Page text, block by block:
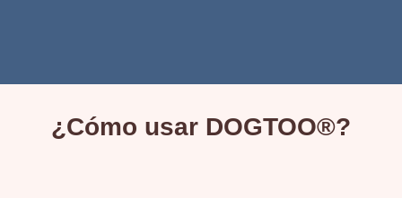
¿Cómo usar DOGTOO®?